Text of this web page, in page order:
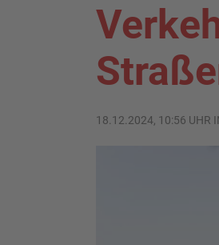
18.12.2024, 10:56 UHR